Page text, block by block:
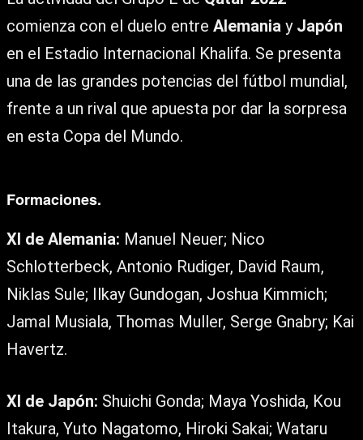
comienza con el duelo entre Alemania y Japón
en el Estadio Internacional Khalifa. Se presenta
una de las grandes potencias del fútbol mundial,
frente a un rival que apuesta por dar la sorpresa
en esta Copa del Mundo.
Formaciones.
XI de Alemania: Manuel Neuer; Nico
Schlotterbeck, Antonio Rudiger, David Raum,
Niklas Sule; Ilkay Gundogan, Joshua Kimmich;
Jamal Musiala, Thomas Muller, Serge Gnabry; Kai
Havertz.
XI de Japón: Shuichi Gonda; Maya Yoshida, Kou
Itakura, Yuto Nagatomo, Hiroki Sakai; Wataru